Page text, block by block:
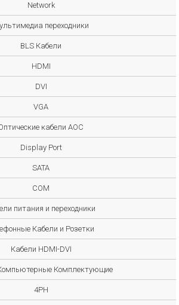
Network
переходники
BLS Кабели
HDMI
DVI
VGA
кабели AOC
Display Port
SATA
COM
питания и переходники
Кабели и Розетки
Кабели HDMI-DVI
Комплектующие
4PH